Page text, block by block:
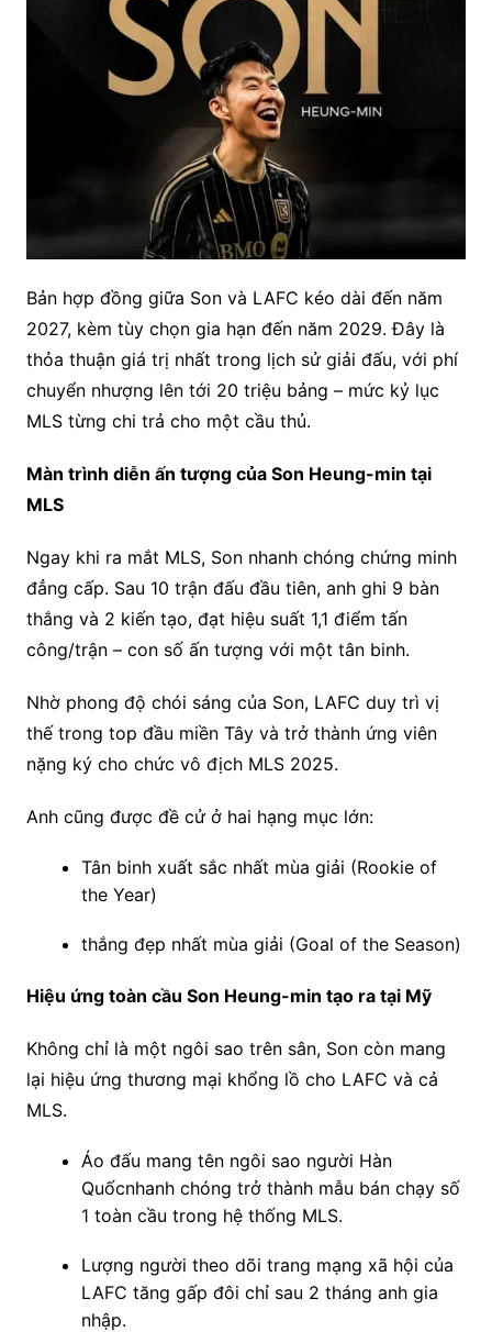
Bản hợp đồng giữa Son và LAFC kéo dài đến năm
2027, kèm tùy chọn gia hạn đến năm 2029. Đây là
thỏa thuận giá trị nhất trong lịch sử giải đấu, với phí
chuyển nhượng lên tới 20 triệu bảng – mức kỷ lục
MLS từng chi trả cho một cầu thủ.
Màn trình diễn ấn tượng của Son Heung-min tại
MLS
Ngay khi ra mắt MLS, Son nhanh chóng chứng minh
đẳng cấp. Sau 10 trận đấu đầu tiên, anh ghi 9 bàn
thắng và 2 kiến tạo, đạt hiệu suất 1,1 điểm tấn
công/trận – con số ấn tượng với một tân binh.
Nhờ phong độ chói sáng của Son, LAFC duy trì vị
thế trong top đầu miền Tây và trở thành ứng viên
nặng ký cho chức vô địch MLS 2025.
Anh cũng được đề cử ở hai hạng mục lớn:
Tân binh xuất sắc nhất mùa giải (Rookie of
the Year)
thắng đẹp nhất mùa giải (Goal of the Season)
Hiệu ứng toàn cầu Son Heung-min tạo ra tại Mỹ
Không chỉ là một ngôi sao trên sân, Son còn mang
lại hiệu ứng thương mại khổng lồ cho LAFC và cả
MLS.
Áo đấu mang tên ngôi sao người Hàn
Quốcnhanh chóng trở thành mẫu bán chạy số
1 toàn cầu trong hệ thống MLS.
Lượng người theo dõi trang mạng xã hội của
LAFC tăng gấp đôi chỉ sau 2 tháng anh gia
nhập.